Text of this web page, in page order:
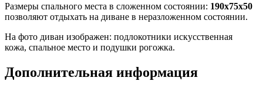
Размеры спального места в сложенном состоянии: 190x75x50
позволяют отдыхать на диване в неразложенном состоянии.
На фото диван изображен: подлокотники искусственная
кожа, спальное место и подушки рогожка.
Дополнительная информация